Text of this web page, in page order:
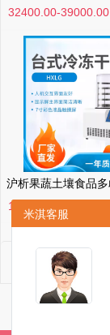
32400.00-39000.00
11900.00-264000.00
米淇客服